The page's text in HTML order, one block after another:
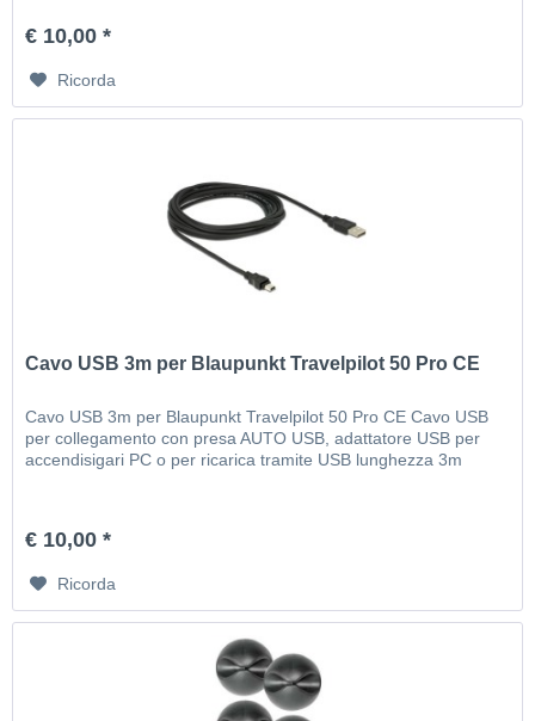
€ 10,00 *
Ricorda
Cavo USB 3m per Blaupunkt Travelpilot 50 Pro CE
Cavo USB 3m per Blaupunkt Travelpilot 50 Pro CE Cavo USB
per collegamento con presa AUTO USB, adattatore USB per
accendisigari PC o per ricarica tramite USB lunghezza 3m
€ 10,00 *
Ricorda